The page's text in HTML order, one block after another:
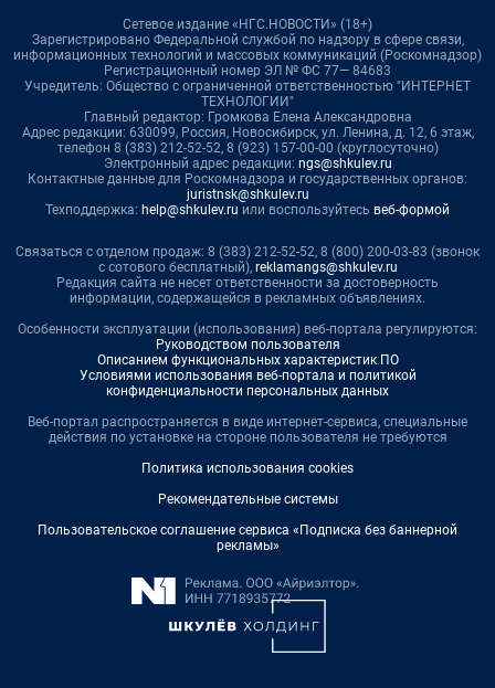
Сетевое издание «НГС.НОВОСТИ» (18+)
Зарегистрировано Федеральной службой по надзору в сфере связи,
информационных технологий и массовых коммуникаций (Роскомнадзор)
Регистрационный номер ЭЛ № ФС 77— 84683
Учредитель: Общество с ограниченной ответственностью "ИНТЕРНЕТ
ТЕХНОЛОГИИ"
Главный редактор: Громкова Елена Александровна
Адрес редакции: 630099, Россия, Новосибирск, ул. Ленина, д. 12, 6 этаж,
телефон 8 (383) 212-52-52, 8 (923) 157-00-00 (круглосуточно)
Электронный адрес редакции: ngs@shkulev.ru
Контактные данные для Роскомнадзора и государственных органов:
juristnsk@shkulev.ru
Техподдержка: help@shkulev.ru или воспользуйтесь веб-формой
Связаться с отделом продаж: 8 (383) 212-52-52, 8 (800) 200-03-83 (звонок
с сотового бесплатный), reklamangs@shkulev.ru
Редакция сайта не несет ответственности за достоверность
информации, содержащейся в рекламных объявлениях.
Особенности эксплуатации (использования) веб-портала регулируются:
Руководством пользователя
Описанием функциональных характеристик ПО
Условиями использования веб-портала и политикой
конфиденциальности персональных данных
Веб-портал распространяется в виде интернет-сервиса, специальные
действия по установке на стороне пользователя не требуются
Политика использования cookies
Рекомендательные системы
Пользовательское соглашение сервиса «Подписка без баннерной
рекламы»